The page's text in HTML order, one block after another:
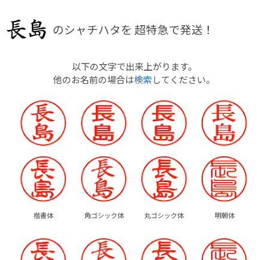
のシャチハタを 超特急で発送！
以下の文字で出来上がります。
他のお名前の場合は検索してください。
楷書体 角ゴシック体 丸ゴシック体 明朝体